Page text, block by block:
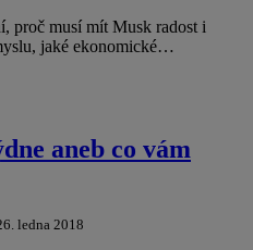
proč musí mít Musk radost i
jaké ekonomické…
aneb co vám
ledna 2018